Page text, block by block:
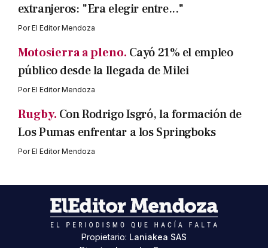
extranjeros: "Era elegir entre..."
PorEl Editor Mendoza
Motosierra a pleno. Cayó 21% el empleo
público desde la llegada de Milei
PorEl Editor Mendoza
Rugby. Con Rodrigo Isgró, la formación de
Los Pumas enfrentar a los Springboks
PorEl Editor Mendoza
Propietario: Laniakea SAS